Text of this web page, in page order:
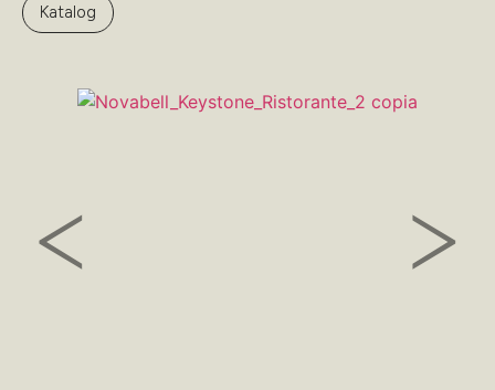
Katalog